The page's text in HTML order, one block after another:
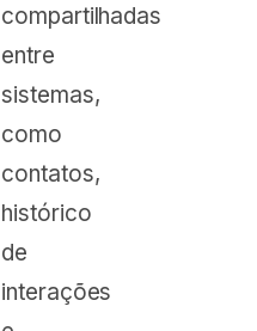
compartilhadas
entre
sistemas,
como
contatos,
histórico
de
interações